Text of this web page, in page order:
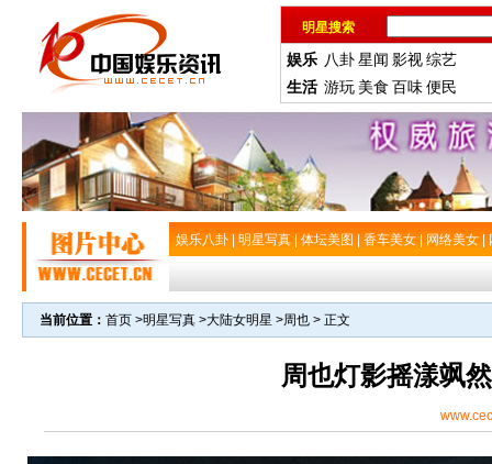
明星搜索
娱乐 八卦星闻 影视综艺
生活 游玩 美食 百味便民
娱乐八卦 明星写真 体坛美图 香车美女 网络美女
当前位置： 首页 >明星写真 >大陆女明星 >周也 > 正文
周也灯影摇漾飒